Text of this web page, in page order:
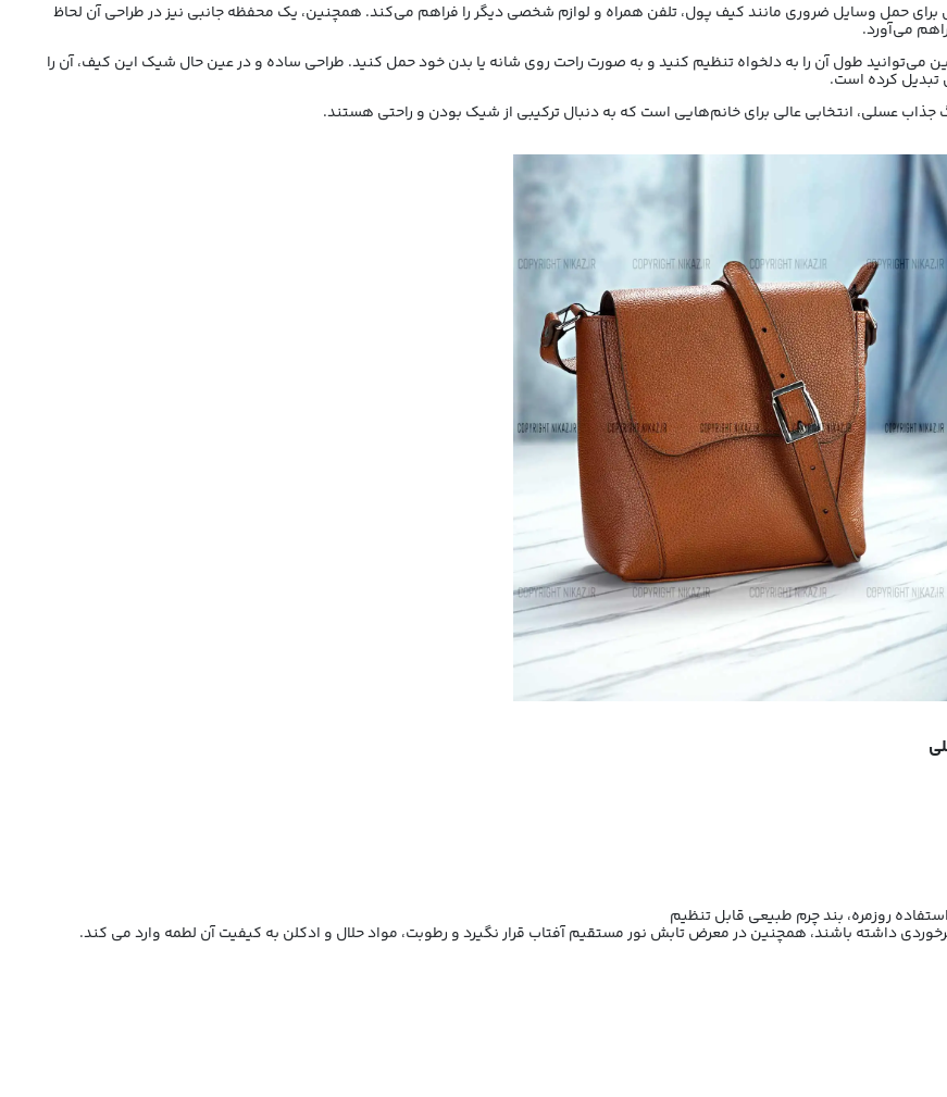
حمل وسایل ضروری مانند کیف پول، تلفن همراه و لوازم شخصی دیگر را فراهم می‌کند. همچنین، یک محفظه جانبی نیز در طراحی آن لحاظ
می‌آورد.
می‌توانید طول آن را به دلخواه تنظیم کنید و به صورت راحت روی شانه یا بدن خود حمل کنید. طراحی ساده و در عین حال شیک این کیف، آن را
تبدیل کرده است.
داشته باشند، همچنین در معرض تابش نور مستقیم آفتاب قرار نگیرد و رطوبت، مواد حلال و ادکلن به کیفیت آن لطمه وارد می کند.